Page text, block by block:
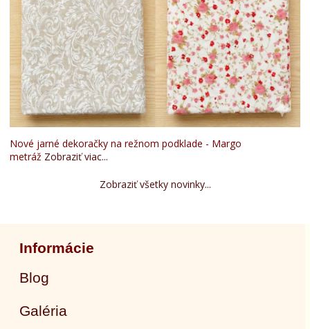
Nové jarné dekoračky na režnom podklade - Margo
metráž Zobraziť viac...
Zobraziť všetky novinky...
Informácie
Blog
Galéria